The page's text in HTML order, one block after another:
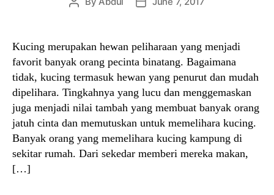
Kucing merupakan hewan peliharaan yang menjadi
favorit banyak orang pecinta binatang. Bagaimana
tidak, kucing termasuk hewan yang penurut dan mudah
dipelihara. Tingkahnya yang lucu dan menggemaskan
juga menjadi nilai tambah yang membuat banyak orang
jatuh cinta dan memutuskan untuk memelihara kucing.
Banyak orang yang memelihara kucing kampung di
sekitar rumah. Dari sekedar memberi mereka makan,
[…]